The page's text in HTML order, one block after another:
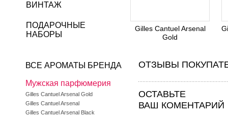
Gilles Cantuel Arsenal
Gold
ОТЗЫВЫ
ОСТАВЬТЕ
ВАШ КОМЕНТАРИЙ
ВИНТАЖ
ПОДАРОЧНЫЕ
НАБОРЫ
ВСЕ АРОМАТЫ БРЕНДА
Мужская парфюмерия
Gilles Cantuel Arsenal Gold
Gilles Cantuel Arsenal
Gilles Cantuel Arsenal Black